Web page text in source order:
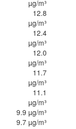
µg/m³
12.8
µg/m³
12.4
µg/m³
12.0
µg/m³
11.7
µg/m³
11.1
µg/m³
9.9 µg/m³
9.7 µg/m³